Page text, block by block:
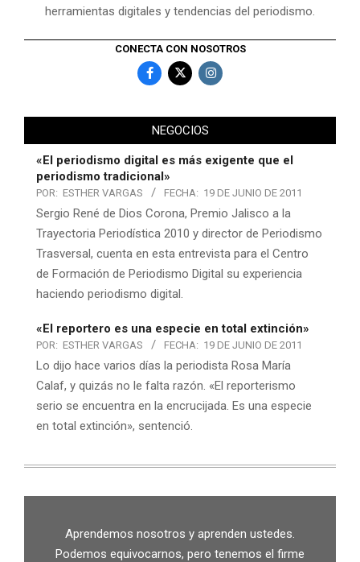
herramientas digitales y tendencias del periodismo.
CONECTA CON NOSOTROS
NEGOCIOS
«El periodismo digital es más exigente que el
periodismo tradicional»
POR: ESTHER VARGAS FECHA: 19 DE JUNIO DE 2011
Sergio René de Dios Corona, Premio Jalisco a la
Trayectoria Periodística 2010 y director de Periodismo
Trasversal, cuenta en esta entrevista para el Centro
de Formación de Periodismo Digital su experiencia
haciendo periodismo digital.
«El reportero es una especie en total extinción»
POR: ESTHER VARGAS FECHA: 19 DE JUNIO DE 2011
Lo dijo hace varios días la periodista Rosa María
Calaf, y quizás no le falta razón. «El reporterismo
serio se encuentra en la encrucijada. Es una especie
en total extinción», sentenció.
Aprendemos nosotros y aprenden ustedes.
Podemos equivocarnos, pero tenemos el firme